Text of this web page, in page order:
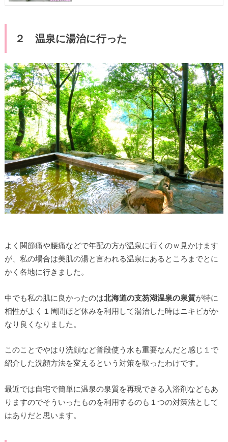
２ 温泉に湯治に行った
よく関節痛や腰痛などで年配の方が温泉に行くのｗ見かけます
が、私の場合は美肌の湯と言われる温泉にあるところまでとに
かく各地に行きました。
中でも私の肌に良かったのは北海道の支笏湖温泉の泉質が特に
相性がよく１周間ほど休みを利用して湯治した時はニキビがか
なり良くなりました。
このことでやはり洗顔など普段使う水も重要なんだと感じ１で
紹介した洗顔方法を変えるという対策を取ったわけです。
最近では自宅で簡単に温泉の泉質を再現できる入浴剤などもあ
りますのでそういったものを利用するのも１つの対策法として
はありだと思います。